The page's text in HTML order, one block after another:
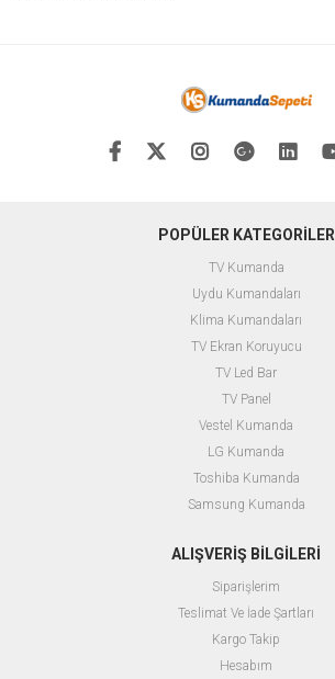
POPÜLER KATEGORİLER
TV Kumanda
Uydu Kumandaları
Klima Kumandaları
TV Ekran Koruyucu
TV Led Bar
TV Panel
Vestel Kumanda
LG Kumanda
Toshiba Kumanda
Samsung Kumanda
ALIŞVERİŞ BİLGİLERİ
Siparişlerim
Teslimat Ve İade Şartları
Kargo Takip
Hesabım